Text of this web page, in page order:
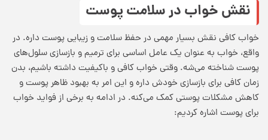
نقش خواب در سلامت پوست
خواب کافی نقش بسیار مهمی در حفظ سلامت و زیبایی پوست داره. در
واقع، خواب به عنوان یک عامل اساسی برای ترمیم و بازسازی سلول‌های
پوست شناخته می‌شه. وقتی خواب کافی و باکیفیت داشته باشیم، بدن
زمان کافی برای بازسازی خودش داره و این امر به بهبود ظاهر پوست و
کاهش مشکلات پوستی کمک می‌کنه. در ادامه به برخی ازفواید خواب
برای پوست اشاره کردیم: